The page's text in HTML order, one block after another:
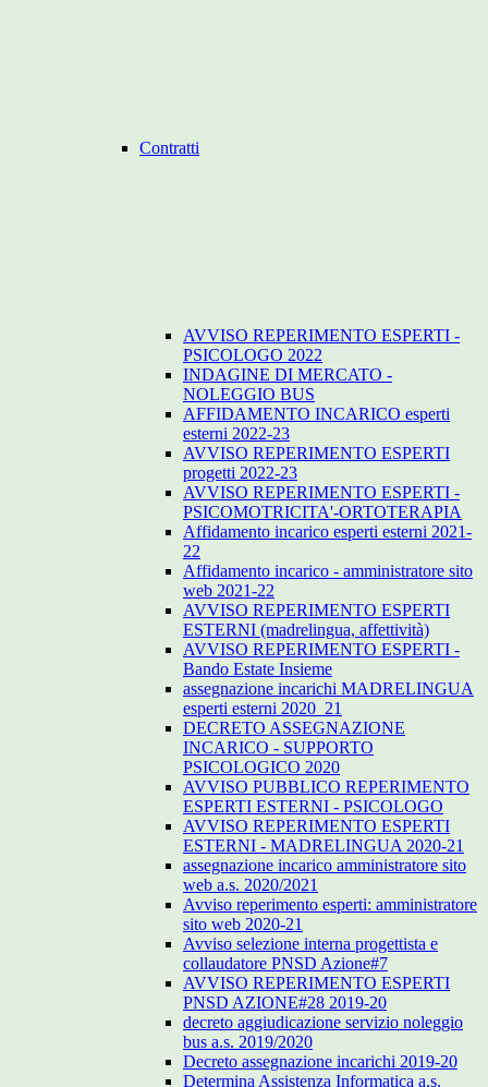
Contratti
AVVISO REPERIMENTO ESPERTI -
PSICOLOGO 2022
INDAGINE DI MERCATO -
NOLEGGIO BUS
AFFIDAMENTO INCARICO esperti
esterni 2022-23
AVVISO REPERIMENTO ESPERTI
progetti 2022-23
AVVISO REPERIMENTO ESPERTI -
PSICOMOTRICITA'-ORTOTERAPIA
Affidamento incarico esperti esterni 2021-
22
Affidamento incarico - amministratore sito
web 2021-22
AVVISO REPERIMENTO ESPERTI
ESTERNI (madrelingua, affettività)
AVVISO REPERIMENTO ESPERTI -
Bando Estate Insieme
assegnazione incarichi MADRELINGUA
esperti esterni 2020_21
DECRETO ASSEGNAZIONE
INCARICO - SUPPORTO
PSICOLOGICO 2020
AVVISO PUBBLICO REPERIMENTO
ESPERTI ESTERNI - PSICOLOGO
AVVISO REPERIMENTO ESPERTI
ESTERNI - MADRELINGUA 2020-21
assegnazione incarico amministratore sito
web a.s. 2020/2021
Avviso reperimento esperti: amministratore
sito web 2020-21
Avviso selezione interna progettista e
collaudatore PNSD Azione#7
AVVISO REPERIMENTO ESPERTI
PNSD AZIONE#28 2019-20
decreto aggiudicazione servizio noleggio
bus a.s. 2019/2020
Decreto assegnazione incarichi 2019-20
Determina Assistenza Informatica a.s.